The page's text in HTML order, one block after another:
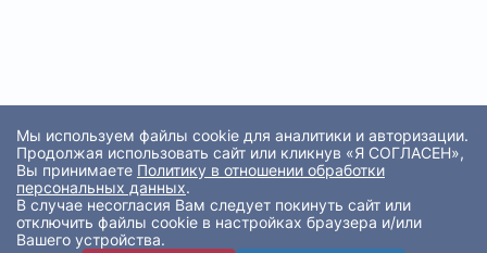
Мы используем файлы cookie для аналитики и авторизации.
Продолжая использовать сайт или кликнув «Я СОГЛАСЕН»,
Вы принимаете Политику в отношении обработки
персональных данных.
В случае несогласия Вам следует покинуть сайт или
отключить файлы cookie в настройках браузера и/или
Вашего устройства.